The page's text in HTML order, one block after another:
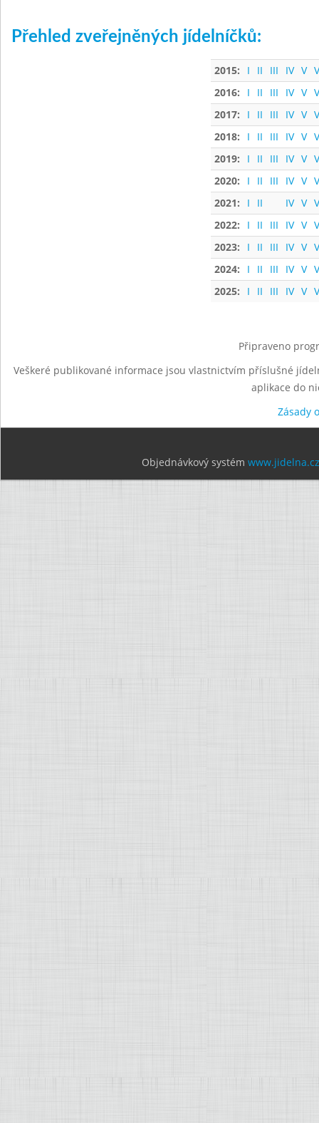
Přehled zveřejněných jídelníčků:
2015: I II III IV V
2016:
I II III IV V
2017:
I II III IV V
2018:
I II III IV V
2019:
I II III IV V
2020:
I II III IV V
2021:
I II IV V
2022:
I II III IV V
2023:
I II III IV V
2024:
I II III IV V
2025:
I II III IV V
Připraveno
Veškeré publikované informace jsou vlastnictvím příslušné
aplikace do
Zásady
Objednávkový systém www.jidelna.cz